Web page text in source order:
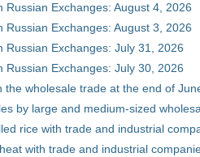
Russian Exchanges: August 4, 2026
Russian Exchanges: August 3, 2026
Russian Exchanges: July 31, 2026
Russian Exchanges: July 30, 2026
the wholesale trade at the end of
by large and medium-sized
rice with trade and industrial
with trade and industrial